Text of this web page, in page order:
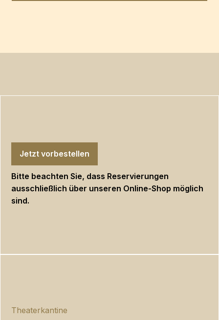
Jetzt vorbestellen
Bitte beachten Sie, dass Reservierungen
ausschließlich über unseren Online-Shop möglich
sind.
Theaterkantine